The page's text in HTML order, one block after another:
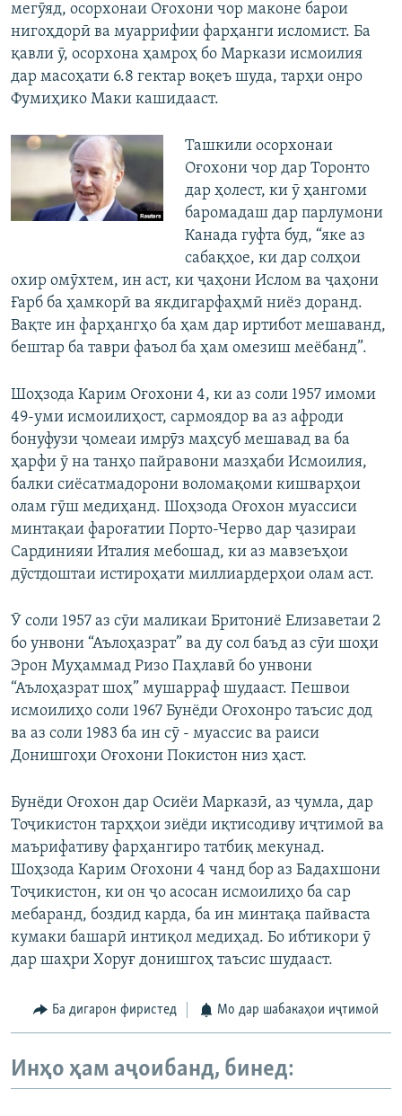
мегӯяд, осорхонаи Оғохони чор маконе барои
нигоҳдорӣ ва муаррифии фарҳанги исломист. Ба
қавли ӯ, осорхона ҳамроҳ бо Маркази исмоилия
дар масоҳати 6.8 гектар воқеъ шуда, тарҳи онро
Фумиҳико Маки кашидааст.
Ташкили осорхонаи
Оғохони чор дар Торонто
дар ҳолест, ки ӯ ҳангоми
баромадаш дар парлумони
Канада гуфта буд, “яке аз
сабақҳое, ки дар солҳои
охир омӯхтем, ин аст, ки ҷаҳони Ислом ва ҷаҳони
Ғарб ба ҳамкорӣ ва якдигарфаҳмӣ ниёз доранд.
Вақте ин фарҳангҳо ба ҳам дар иртибот мешаванд,
бештар ба таври фаъол ба ҳам омезиш меёбанд”.
Шоҳзода Карим Оғохони 4, ки аз соли 1957 имоми
49-уми исмоилиҳост, сармоядор ва аз афроди
бонуфузи ҷомеаи имрӯз маҳсуб мешавад ва ба
ҳарфи ӯ на танҳо пайравони мазҳаби Исмоилия,
балки сиёсатмадорони воломақоми кишварҳои
олам гӯш медиҳанд. Шоҳзода Оғохон муассиси
минтақаи фароғатии Порто-Черво дар ҷазираи
Сардинияи Италия мебошад, ки аз мавзеъҳои
дӯстдоштаи истироҳати миллиардерҳои олам аст.
Ӯ соли 1957 аз сӯи маликаи Бритониё Елизаветаи 2
бо унвони “Аълоҳазрат” ва ду сол баъд аз сӯи шоҳи
Эрон Муҳаммад Ризо Паҳлавӣ бо унвони
“Аълоҳазрат шоҳ” мушарраф шудааст. Пешвои
исмоилиҳо соли 1967 Бунёди Оғохонро таъсис дод
ва аз соли 1983 ба ин сӯ - муассис ва раиси
Донишгоҳи Оғохони Покистон низ ҳаст.
Бунёди Оғохон дар Осиёи Марказӣ, аз ҷумла, дар
Тоҷикистон тарҳҳои зиёди иқтисодиву иҷтимоӣ ва
маърифативу фарҳангиро татбиқ мекунад.
Шоҳзода Карим Оғохони 4 чанд бор аз Бадахшони
Тоҷикистон, ки он ҷо асосан исмоилиҳо ба сар
мебаранд, боздид карда, ба ин минтақа пайваста
кумаки башарӣ интиқол медиҳад. Бо ибтикори ӯ
дар шаҳри Хоруғ донишгоҳ таъсис шудааст.
Ба дигарон фиристед Мо дар шабакаҳои иҷтимоӣ
Инҳо ҳам аҷоибанд, бинед: